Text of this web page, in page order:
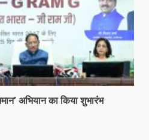
अभियान का किया शुभारंभ